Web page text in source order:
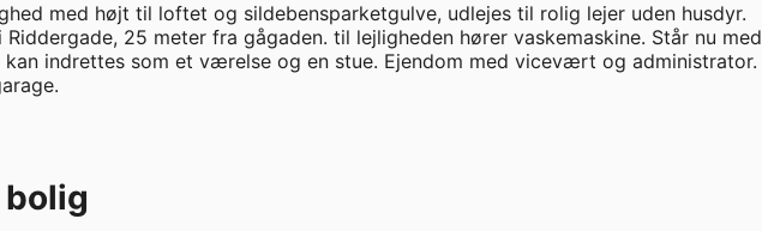
med højt til loftet og sildebensparketgulve, udlejes til rolig lejer uden husdyr.
Riddergade, 25 meter fra gågaden. til lejligheden hører vaskemaskine. Står nu med
kan indrettes som et værelse og en stue. Ejendom med vicevært og administrator.